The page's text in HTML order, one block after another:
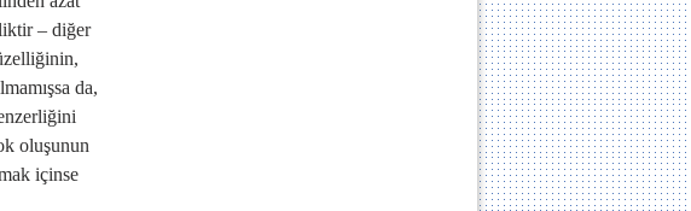
– diğer
da,
oluşunun
içinse